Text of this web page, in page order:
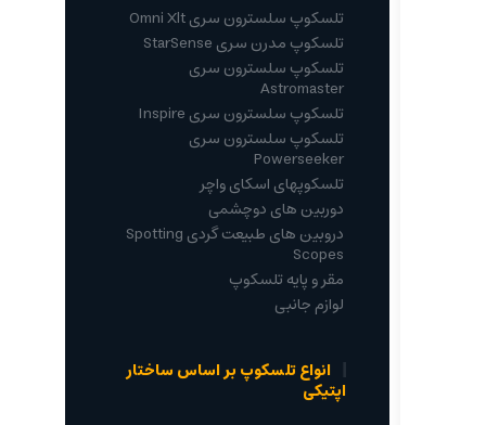
تلسکوپ سلسترون سری Omni Xlt
تلسکوپ مدرن سری StarSense
تلسکوپ سلسترون سری
Astromaster
تلسکوپ سلسترون سری Inspire
تلسکوپ سلسترون سری
Powerseeker
تلسکوپهای اسکای واچر
دوربین های دوچشمی
دروبین های طبیعت گردی Spotting
Scopes
مقر و پایه تلسکوپ
لوازم جانبی
انواع تلسکوپ بر اساس ساختار
اپتیکی